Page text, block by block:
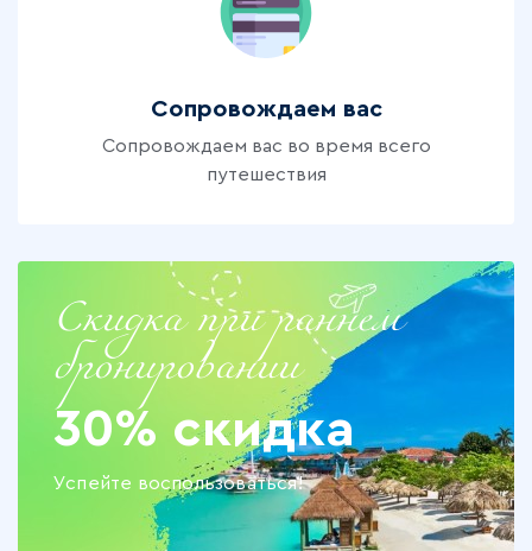
Сопровождаем вас
Сопровождаем вас во время всего
путешествия
30% скидка
Скидка при раннем
бронировании
Успейте воспользоваться!